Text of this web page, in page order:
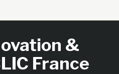
&
France